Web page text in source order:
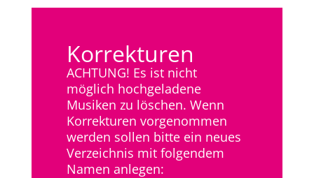
Korrekturen
ACHTUNG! Es ist nicht
möglich hochgeladene
Musiken zu löschen. Wenn
Korrekturen vorgenommen
werden sollen bitte ein neues
Verzeichnis mit folgendem
Namen anlegen: